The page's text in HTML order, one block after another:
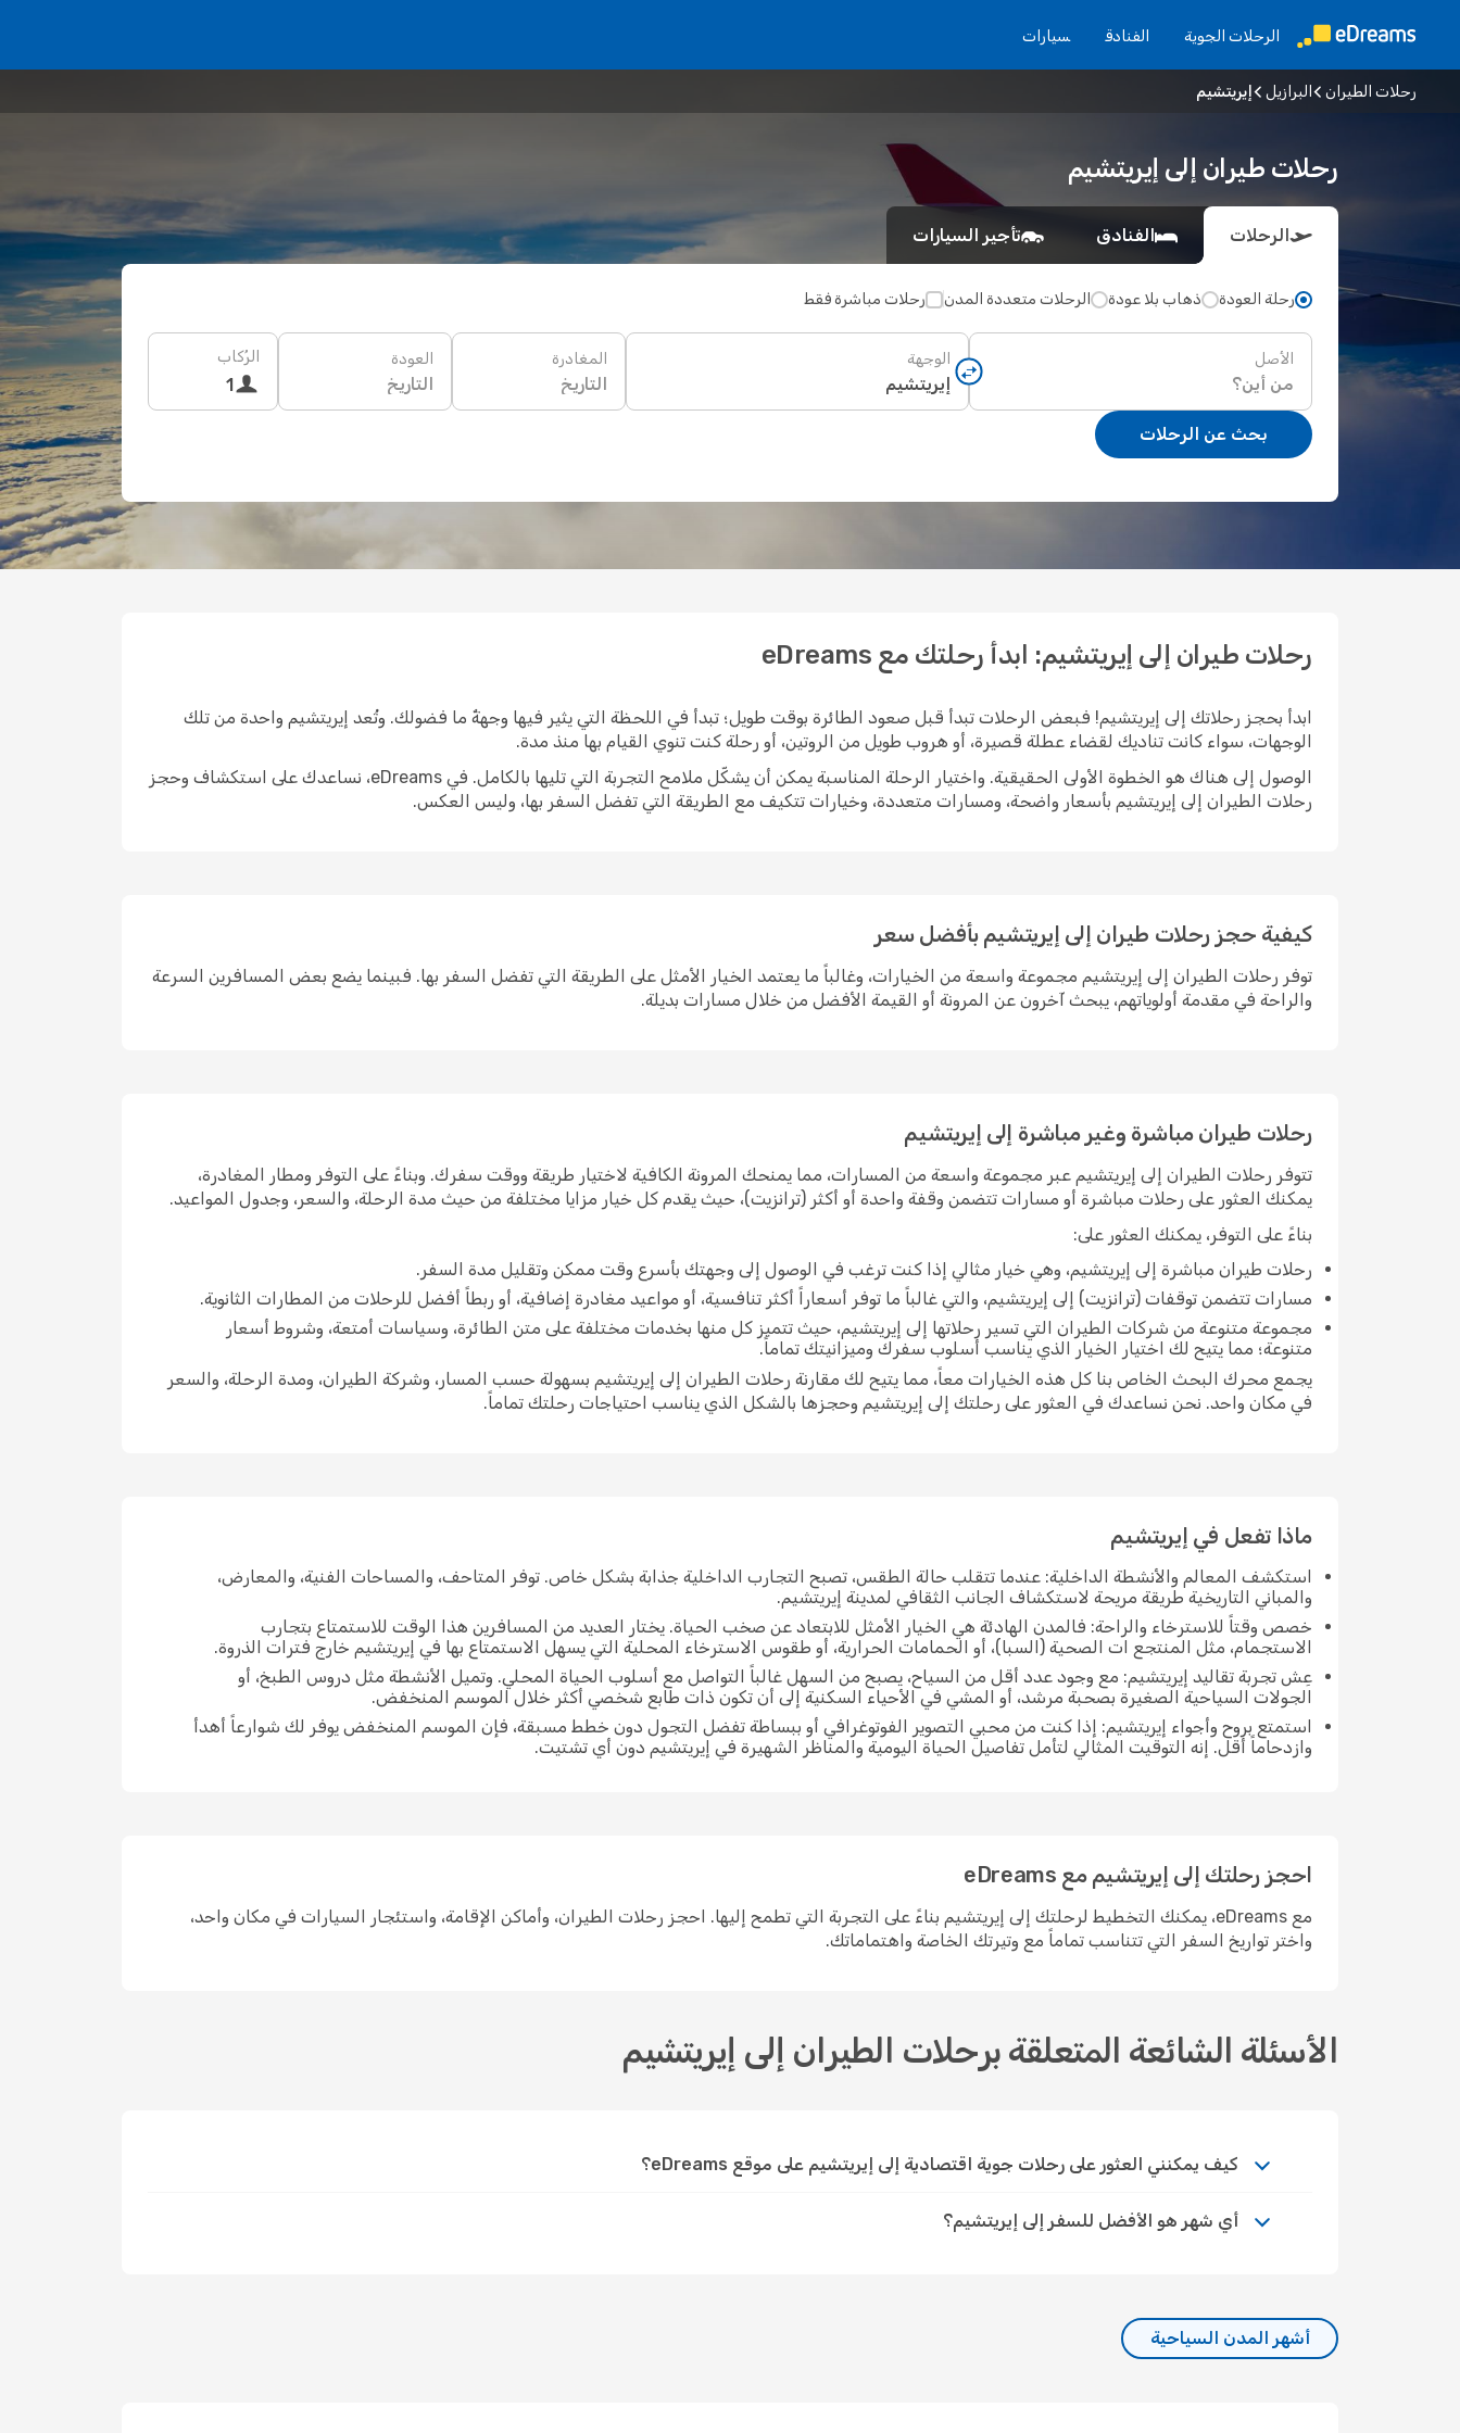
الرحلات الجوية الفنادق سيارات
رحلات الطيران البرازيل إيريتشيم
رحلات طيران إلى إيريتشيم
الرحلات الفنادق تأجير السيارات
رحلة العودة ذهاب بلا عودة الرحلات متعددة المدن رحلات مباشرة فقط
الأصل الوجهة المغادرة
التاريخ
العودة
التاريخ
الرُكاب
1
بحث عن الرحلات
رحلات طيران إلى إيريتشيم: ابدأ رحلتك مع eDreams
ابدأ بحجز رحلاتك إلى إيريتشيم! فبعض الرحلات تبدأ قبل صعود الطائرة بوقت طويل؛ تبدأ في اللحظة التي يثير فيها وجهةٌ ما فضولك. وتُعد إيريتشيم واحدة من تلك
الوجهات، سواء كانت تناديك لقضاء عطلة قصيرة، أو هروب طويل من الروتين، أو رحلة كنت تنوي القيام بها منذ مدة.
الوصول إلى هناك هو الخطوة الأولى الحقيقية. واختيار الرحلة المناسبة يمكن أن يشكّل ملامح التجربة التي تليها بالكامل. في eDreams، نساعدك على استكشاف وحجز
رحلات الطيران إلى إيريتشيم بأسعار واضحة، ومسارات متعددة، وخيارات تتكيف مع الطريقة التي تفضل السفر بها، وليس العكس.
كيفية حجز رحلات طيران إلى إيريتشيم بأفضل سعر
توفر رحلات الطيران إلى إيريتشيم مجموعة واسعة من الخيارات، وغالباً ما يعتمد الخيار الأمثل على الطريقة التي تفضل السفر بها. فبينما يضع بعض المسافرين السرعة
والراحة في مقدمة أولوياتهم، يبحث آخرون عن المرونة أو القيمة الأفضل من خلال مسارات بديلة.
رحلات طيران مباشرة وغير مباشرة إلى إيريتشيم
تتوفر رحلات الطيران إلى إيريتشيم عبر مجموعة واسعة من المسارات، مما يمنحك المرونة الكافية لاختيار طريقة ووقت سفرك. وبناءً على التوفر ومطار المغادرة،
يمكنك العثور على رحلات مباشرة أو مسارات تتضمن وقفة واحدة أو أكثر (ترانزيت)، حيث يقدم كل خيار مزايا مختلفة من حيث مدة الرحلة، والسعر، وجدول المواعيد.
بناءً على التوفر، يمكنك العثور على:
رحلات طيران مباشرة إلى إيريتشيم، وهي خيار مثالي إذا كنت ترغب في الوصول إلى وجهتك بأسرع وقت ممكن وتقليل مدة السفر.
مسارات تتضمن توقفات (ترانزيت) إلى إيريتشيم، والتي غالباً ما توفر أسعاراً أكثر تنافسية، أو مواعيد مغادرة إضافية، أو ربطاً أفضل للرحلات من المطارات الثانوية.
مجموعة متنوعة من شركات الطيران التي تسير رحلاتها إلى إيريتشيم، حيث تتميز كل منها بخدمات مختلفة على متن الطائرة، وسياسات أمتعة، وشروط أسعار
متنوعة؛ مما يتيح لك اختيار الخيار الذي يناسب أسلوب سفرك وميزانيتك تماماً.
يجمع محرك البحث الخاص بنا كل هذه الخيارات معاً، مما يتيح لك مقارنة رحلات الطيران إلى إيريتشيم بسهولة حسب المسار، وشركة الطيران، ومدة الرحلة، والسعر
في مكان واحد. نحن نساعدك في العثور على رحلتك إلى إيريتشيم وحجزها بالشكل الذي يناسب احتياجات رحلتك تماماً.
ماذا تفعل في إيريتشيم
استكشف المعالم والأنشطة الداخلية: عندما تتقلب حالة الطقس، تصبح التجارب الداخلية جذابة بشكل خاص. توفر المتاحف، والمساحات الفنية، والمعارض،
والمباني التاريخية طريقة مريحة لاستكشاف الجانب الثقافي لمدينة إيريتشيم.
خصص وقتاً للاسترخاء والراحة: فالمدن الهادئة هي الخيار الأمثل للابتعاد عن صخب الحياة. يختار العديد من المسافرين هذا الوقت للاستمتاع بتجارب
الاستجمام، مثل المنتجع ات الصحية (السبا)، أو الحمامات الحرارية، أو طقوس الاسترخاء المحلية التي يسهل الاستمتاع بها في إيريتشيم خارج فترات الذروة.
عِش تجربة تقاليد إيريتشيم: مع وجود عدد أقل من السياح، يصبح من السهل غالباً التواصل مع أسلوب الحياة المحلي. وتميل الأنشطة مثل دروس الطبخ، أو
الجولات السياحية الصغيرة بصحبة مرشد، أو المشي في الأحياء السكنية إلى أن تكون ذات طابع شخصي أكثر خلال الموسم المنخفض.
استمتع بروح وأجواء إيريتشيم: إذا كنت من محبي التصوير الفوتوغرافي أو ببساطة تفضل التجول دون خطط مسبقة، فإن الموسم المنخفض يوفر لك شوارعاً أهدأ
وازدحاماً أقل. إنه التوقيت المثالي لتأمل تفاصيل الحياة اليومية والمناظر الشهيرة في إيريتشيم دون أي تشتيت.
احجز رحلتك إلى إيريتشيم مع eDreams
مع eDreams، يمكنك التخطيط لرحلتك إلى إيريتشيم بناءً على التجربة التي تطمح إليها. احجز رحلات الطيران، وأماكن الإقامة، واستئجار السيارات في مكان واحد،
واختر تواريخ السفر التي تتناسب تماماً مع وتيرتك الخاصة واهتماماتك.
الأسئلة الشائعة المتعلقة برحلات الطيران إلى إيريتشيم
كيف يمكنني العثور على رحلات جوية اقتصادية إلى إيريتشيم على موقع eDreams؟
أي شهر هو الأفضل للسفر إلى إيريتشيم؟
أشهر المدن السياحية